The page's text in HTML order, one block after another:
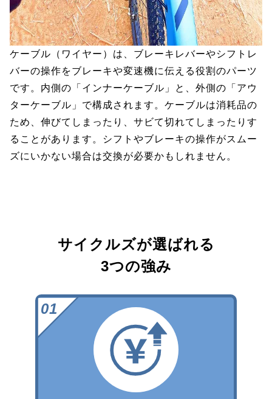
ケーブル（ワイヤー）は、ブレーキレバーやシフトレ
バーの操作をブレーキや変速機に伝える役割のパーツ
です。内側の「インナーケーブル」と、外側の「アウ
ターケーブル」で構成されます。ケーブルは消耗品の
ため、伸びてしまったり、サビて切れてしまったりす
ることがあります。シフトやブレーキの操作がスムー
ズにいかない場合は交換が必要かもしれません。
サイクルズが選ばれる
3つの強み